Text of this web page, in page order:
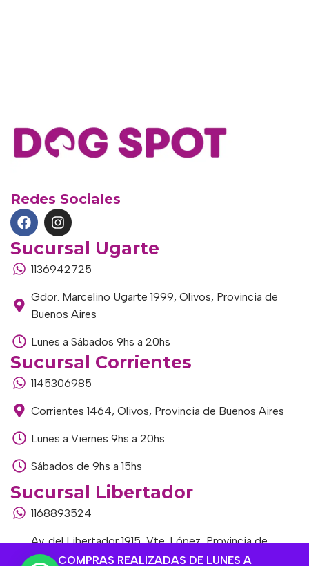
COMPRAS REALIZADAS DE LUNES A
Redes Sociales
Sucursal Ugarte
1136942725
Gdor. Marcelino Ugarte 1999, Olivos, Provincia de
Buenos Aires
Lunes a Sábados 9hs a 20hs
Sucursal Corrientes
1145306985
Corrientes 1464, Olivos, Provincia de Buenos Aires
Lunes a Viernes 9hs a 20hs
Sábados de 9hs a 15hs
Sucursal Libertador
1168893524
Av. del Libertador 1915, Vte. López, Provincia de
Buenos Aires